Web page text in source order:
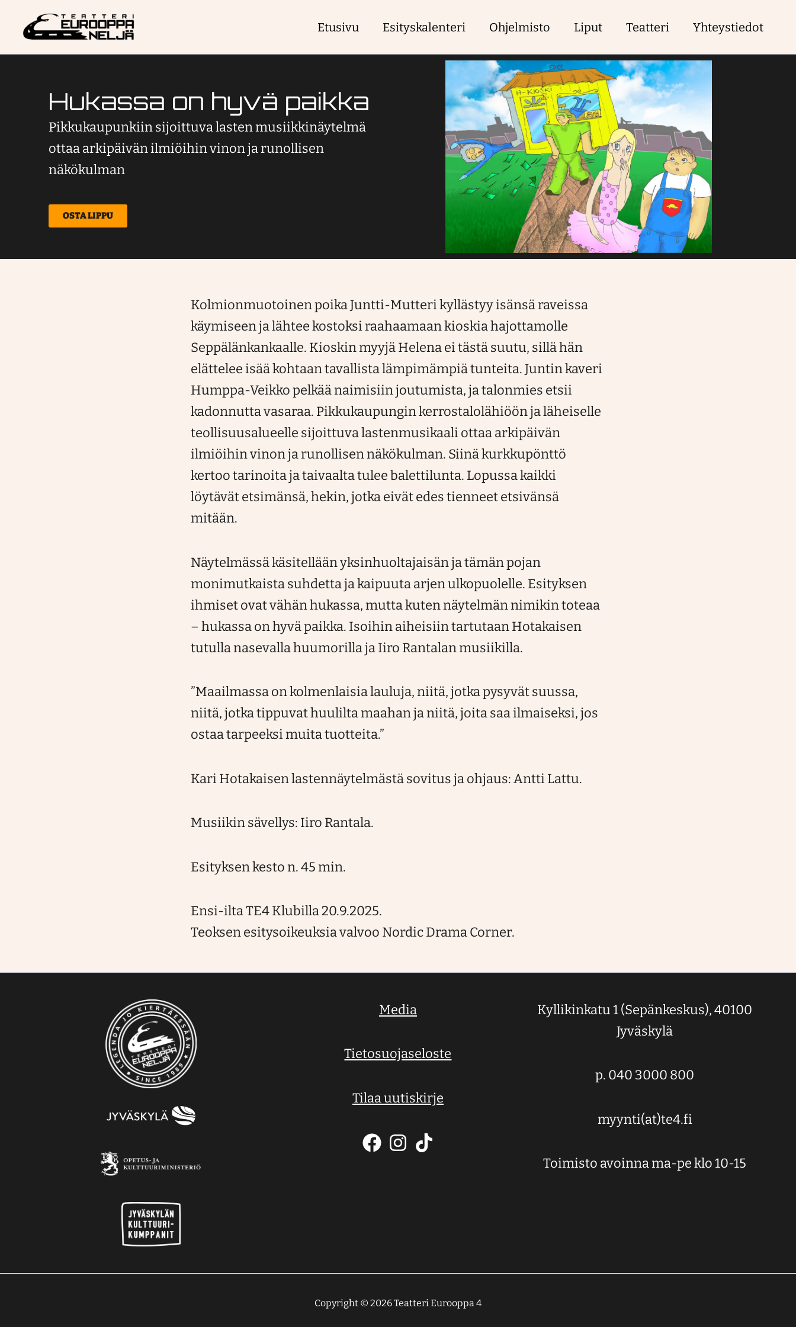
sisältöön
Etusivu Esityskalenteri Ohjelmisto Liput Teatteri Yhteystiedot
Hukassa on hyvä paikka
Pikkukaupunkiin sijoittuva lasten musiikkinäytelmä
ottaa arkipäivän ilmiöihin vinon ja runollisen
näkökulman
OSTA LIPPU
Kolmionmuotoinen poika Juntti-Mutteri kyllästyy isänsä raveissa
käymiseen ja lähtee kostoksi raahaamaan kioskia hajottamolle
Seppälänkankaalle. Kioskin myyjä Helena ei tästä suutu, sillä hän
elättelee isää kohtaan tavallista lämpimämpiä tunteita. Juntin kaveri
Humppa-Veikko pelkää naimisiin joutumista, ja talonmies etsii
kadonnutta vasaraa. Pikkukaupungin kerrostalolähiöön ja läheiselle
teollisuusalueelle sijoittuva lastenmusikaali ottaa arkipäivän
ilmiöihin vinon ja runollisen näkökulman. Siinä kurkkupönttö
kertoo tarinoita ja taivaalta tulee balettilunta. Lopussa kaikki
löytävät etsimänsä, hekin, jotka eivät edes tienneet etsivänsä
mitään.
Näytelmässä käsitellään yksinhuoltajaisän ja tämän pojan
monimutkaista suhdetta ja kaipuuta arjen ulkopuolelle. Esityksen
ihmiset ovat vähän hukassa, mutta kuten näytelmän nimikin toteaa
– hukassa on hyvä paikka. Isoihin aiheisiin tartutaan Hotakaisen
tutulla nasevalla huumorilla ja Iiro Rantalan musiikilla.
”Maailmassa on kolmenlaisia lauluja, niitä, jotka pysyvät suussa,
niitä, jotka tippuvat huulilta maahan ja niitä, joita saa ilmaiseksi, jos
ostaa tarpeeksi muita tuotteita.”
Kari Hotakaisen lastennäytelmästä sovitus ja ohjaus: Antti Lattu.
Musiikin sävellys: Iiro Rantala.
Esityksen kesto n. 45 min.
Ensi-ilta TE4 Klubilla 20.9.2025.
Teoksen esitysoikeuksia valvoo Nordic Drama Corner.
Media
Tietosuojaseloste
Tilaa uutiskirje
Kyllikinkatu 1 (Sepänkeskus), 40100
Jyväskylä
p. 040 3000 800
myynti(at)te4.fi
Toimisto avoinna ma-pe klo 10-15
Copyright © 2026 Teatteri Eurooppa 4